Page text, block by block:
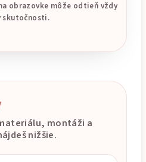
obrazovke môže odtieň vždy
skutočnosti.
montáži a
nižšie.